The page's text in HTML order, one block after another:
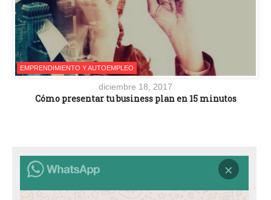
EMPRENDIMIENTO Y AUTOEMPLEO
diciembre 18, 2017
Cómo presentar tu business plan en 15 minutos